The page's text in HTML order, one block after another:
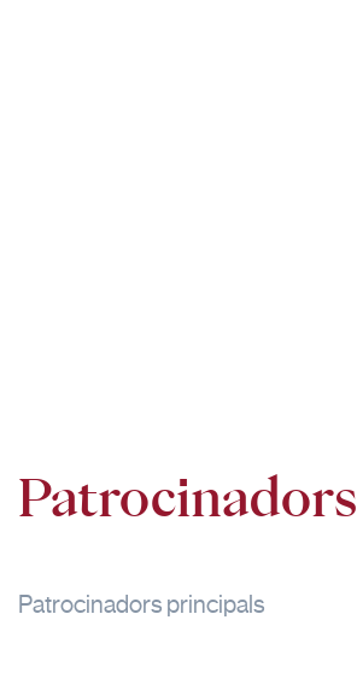
Patrocinadors
Patrocinadors principals